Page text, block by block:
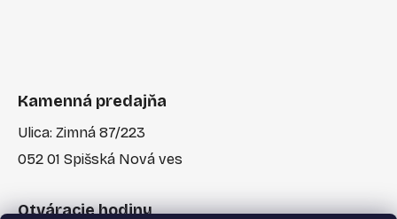
Kamenná predajňa
Ulica: Zimná 87/223
052 01 Spišská Nová ves
Otváracie hodiny